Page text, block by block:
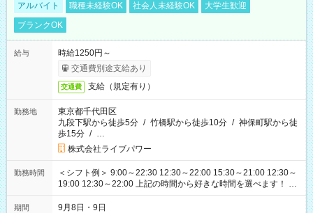
アルバイト 職種未経験OK 社会人未経験OK
大学生歓迎
ブランクOK
給与
時給1250円～
交通費別途支給あり
交通費 支給（規定有り）
勤務地
東京都千代田区
九段下駅から徒歩5分 / 竹橋駅から徒歩10分 / 神保町駅から徒
歩15分 / …
株式会社ライブパワー
勤務時間
＜シフト例＞ 9:00～22:30 12:30～22:00 15:30～21:00 12:30～
19:00 12:30～22:00 上記の時間から好きな時間を選べます！ ※
時間は変更となる可能性があります
期間 9月8日・9日